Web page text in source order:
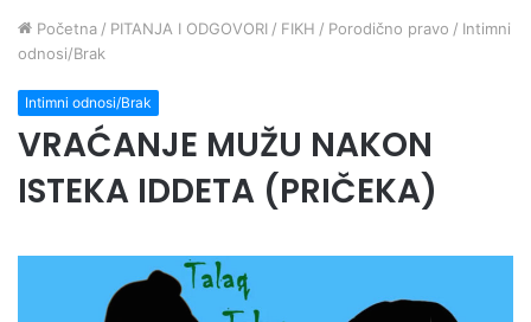
Početna / PITANJA I ODGOVORI / FIKH / Porodično pravo / Intimni
odnosi/Brak
Intimni odnosi/Brak
VRAĆANJE MUŽU NAKON
ISTEKA IDDETA (PRIČEKA)